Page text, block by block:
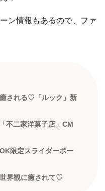
ン情報もあるので、ファ
される♡「ルック」新
不二家洋菓子店」CM
限定スライダーポー
界観に癒されて♡